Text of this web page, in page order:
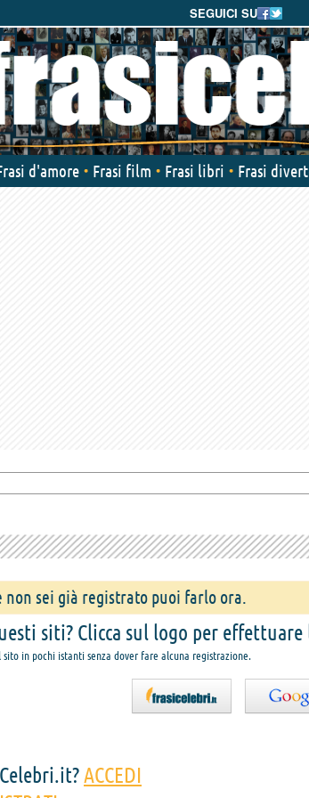
SEGUICI SU
d'amore Frasi film Frasi libri Frasi
sei già registrato puoi farlo ora.
siti? Clicca sul logo per effettuare
in pochi istanti senza dover fare alcuna registrazione.
ACCEDI